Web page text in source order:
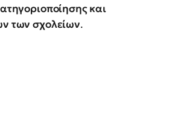
και
των σχολείων.